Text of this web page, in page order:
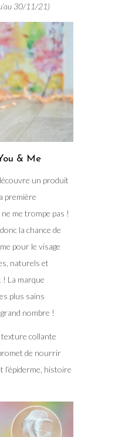
30/11/21)
& Me
un produit
première
me trompe pas !
la chance de
pour le visage
naturels et
! La marque
plus sains
nombre !
collante
de nourrir
l’épiderme, histoire